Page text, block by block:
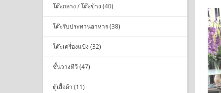
โต๊ะกลาง / โต๊ะข้าง (40)
โต๊ะรับประทานอาหาร (38)
โต๊ะเครื่องแป้ง (32)
ชั้นวางทีวี (47)
ตู้เสื้อผ้า (11)